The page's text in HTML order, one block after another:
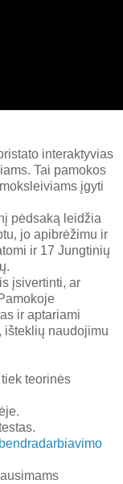
interaktyvias
Tai pamokos
įgyti
pėdsaką leidžia
jo apibrėžimu ir
ir 17 Jungtinių
įsivertinti, ar
ir aptariami
išteklių naudojimu
teorinės